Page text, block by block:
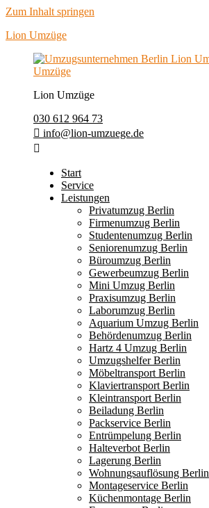
Zum Inhalt springen
Lion Umzüge
Lion Umzüge
030 612 964 73
info@lion-umzuege.de
Start
Service
Leistungen
Privatumzug Berlin
Firmenumzug Berlin
Studentenumzug Berlin
Seniorenumzug Berlin
Büroumzug Berlin
Gewerbeumzug Berlin
Mini Umzug Berlin
Praxisumzug Berlin
Laborumzug Berlin
Aquarium Umzug Berlin
Behördenumzug Berlin
Hartz 4 Umzug Berlin
Umzugshelfer Berlin
Möbeltransport Berlin
Klaviertransport Berlin
Kleintransport Berlin
Beiladung Berlin
Packservice Berlin
Entrümpelung Berlin
Halteverbot Berlin
Lagerung Berlin
Wohnungsauflösung Berlin
Montageservice Berlin
Küchenmontage Berlin